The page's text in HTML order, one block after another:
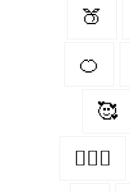
🍑
🍊
🥰
👩‍❤️‍👨